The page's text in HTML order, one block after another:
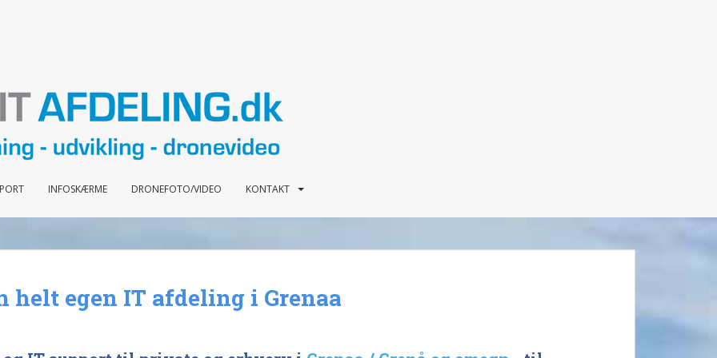
INFOSKÆRME DRONEFOTO/VIDEO KONTAKT
egen IT afdeling i Grenaa